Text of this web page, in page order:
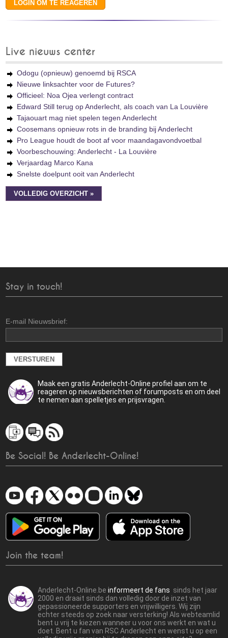
Live nieuws center
Odogu (opnieuw) genoemd bij RSCA
Nieuwe linksachter voor de Futures?
Officieel: Noa Ojea verlengt contract
Edward Still terug op Anderlecht, als coach van La Louvière
Tajaouart mag niet spelen tegen Anderlecht
Coosemans opnieuw rots in de branding bij Anderlecht
Pro League houdt de boot af voor maandagavondvoetbal
Voorbeschouwing: Anderlecht - La Louvière
Verjaardag Marco Kana
Snelste doelpunt ooit van Anderlecht
VOLLEDIG OVERZICHT »
Stay in touch!
E-mail Nieuwsbrief:
Maak een gratis Anderlecht-Online profiel aan om te
reageren op nieuwsberichten of forumposts en om deel
te nemen aan spelletjes en prijsvragen.
Be Social! Be Anderlecht-Online!
Join the team!
Anderlecht-Online.beinformeert de fans sinds het jaar
2000 en draait sinds dan volledig door de inzet van
gepassioneerde supporters en vrijwilligers. Wij zijn
echter steeds op zoek naar versterking! Als webteamlid
bent u vrij te kiezen wanneer u voor ons werkt en wat u
doet. Bent u fan van RSC Anderlecht en wenst u op een